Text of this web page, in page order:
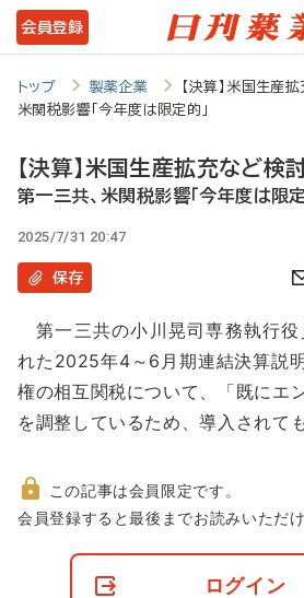
メ
イ
テ
ツ
に
動
会員登録
トップ 製薬企業
【決算】米国生
米関税影響「今年度は限定的」
【決算】米国生産拡充など検
第一三共、米関税影響「今年度は限定
2025/7/31 20:47
保存
第一三共の小川晃司専務執行役
れた2025年4～6月期連結決算説
権の相互関税について、「既にエ
を調整しているため、導入されて
非
この記事は会員限定です。
会員登録すると最後までお読みいただけ
ログイン